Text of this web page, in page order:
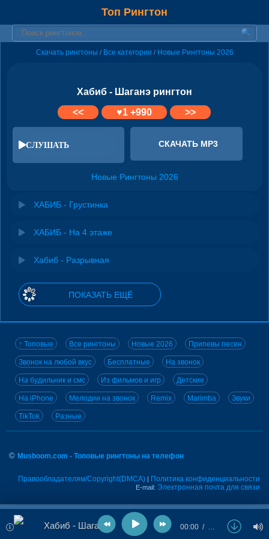
Топ Рингтон
Скачать рингтоны / Все категории / Новые Рингтоны 2026
Хабиб - Шаганэ рингтон
<<
♥1+990 >>
СЛУШАТЬ СКАЧАТЬ MP3
Новые Рингтоны 2026
ХАБИБ - Грустинка
ХАБИБ - На 4 этаже
Хабиб - Разрывная
ПОКАЗАТЬ ЕЩЁ
↑ Топовые Все рингтоны Новые 2026 Припевы песен
Звонок на любой вкус Бесплатные На звонок
На будильник и смс Из фильмов и игр Детские
На iPhone Мелодии на звонок Remix Marimba Звуки
TikTok Разные
© Musboom.com - Топовые рингтоны на телефон
Правообладателям/Copyright(DMCA) | Политика конфиденциальности
E-mail: Электронная почта для связи
Хабиб - Шаганэ 00:00 …